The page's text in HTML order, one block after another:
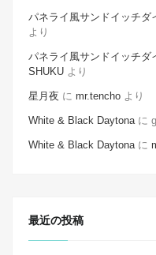
パネライ風サンドイッチダ
より
パネライ風サンドイッチダ
SHUKU より
星月夜 に mr.tencho より
White & Black Daytonaに
White & Black Daytonaに
最近の投稿